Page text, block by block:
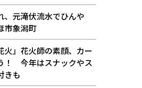
、元滝伏流水でひんや
象潟町
火」花火師の素顔、カー
！ 今年はスナックやス
きも